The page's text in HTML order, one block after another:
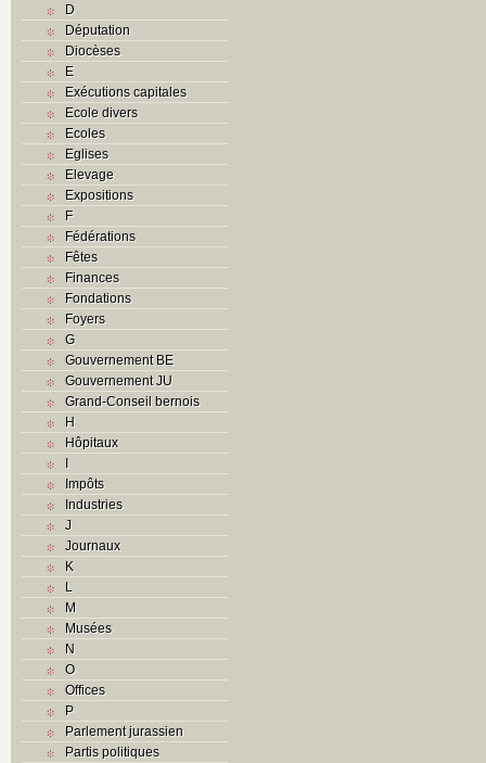
D
Députation
Diocèses
E
Exécutions capitales
Ecole divers
Ecoles
Eglises
Elevage
Expositions
F
Fédérations
Fêtes
Finances
Fondations
Foyers
G
Gouvernement BE
Gouvernement JU
Grand-Conseil bernois
H
Hôpitaux
I
Impôts
Industries
J
Journaux
K
L
M
Musées
N
O
Offices
P
Parlement jurassien
Partis politiques